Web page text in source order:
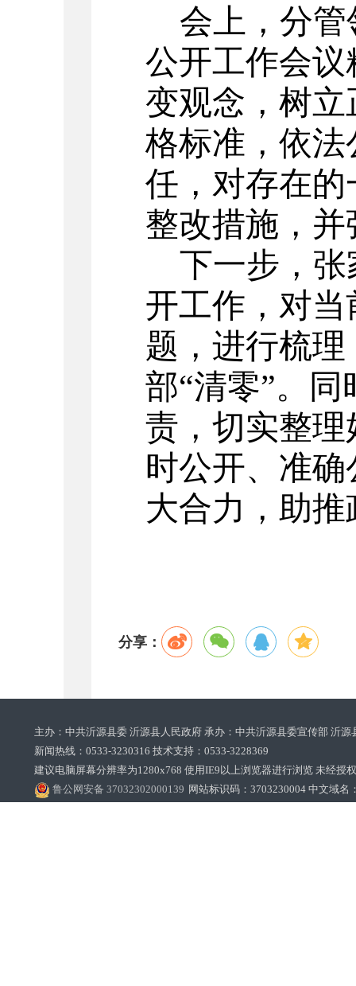
会上， 分管
公开工作会议
变观念，树
格标准，依
任，对存在
整改措施，
下一步， 张
开工作，对
题，进行梳
部“清零”。
同
责 ，切实整
时公开、准
大合力，助
分享：
主办：中共沂源县委 沂源县人民政府 承办：中共沂源县委宣传部 沂
新闻热线：0533-3230316 技术支持：0533-3228369‌‌
建议电脑屏幕分辨率为1280x768 使用IE9以上浏览器进行浏览 未经授
鲁公网安备 37032302000139 网站标识码：3703230004 中文域名